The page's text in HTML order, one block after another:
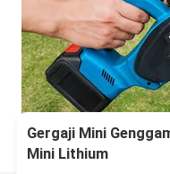
Gergaji Mini
Mini Lithium